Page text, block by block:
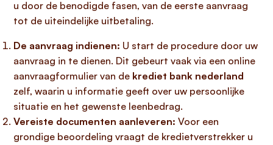
u door de benodigde fasen, van de eerste aanvraag
tot de uiteindelijke uitbetaling.
De aanvraag indienen: U start de procedure door uw
aanvraag in te dienen. Dit gebeurt vaak via een online
aanvraagformulier van de krediet bank nederland
zelf, waarin u informatie geeft over uw persoonlijke
situatie en het gewenste leenbedrag.
Vereiste documenten aanleveren: Voor een
grondige beoordeling vraagt de kredietverstrekker u